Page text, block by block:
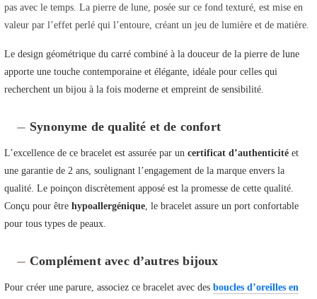
pas avec le temps. La pierre de lune, posée sur ce fond texturé, est mise en
valeur par l’effet perlé qui l’entoure, créant un jeu de lumière et de matière.
Le design géométrique du carré combiné à la douceur de la pierre de lune
apporte une touche contemporaine et élégante, idéale pour celles qui
recherchent un bijou à la fois moderne et empreint de sensibilité.
Synonyme de qualité et de confort
L’excellence de ce bracelet est assurée par un certificat d’authenticité et
une garantie de 2 ans, soulignant l’engagement de la marque envers la
qualité. Le poinçon discrètement apposé est la promesse de cette qualité.
Conçu pour être hypoallergénique, le bracelet assure un port confortable
pour tous types de peaux.
Complément avec d’autres bijoux
Pour créer une parure, associez ce bracelet avec des boucles d’oreilles en